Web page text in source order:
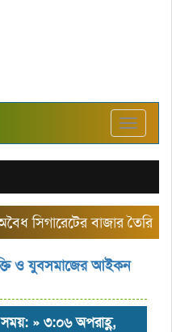
Toggle
বাজার তৈরি করছে
ও যুবসমাজের আইকন
» ৩:০৬ অপরাহ্ণ,